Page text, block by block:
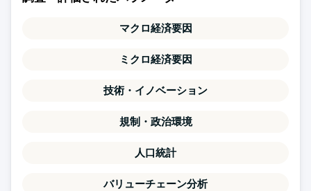
マクロ経済要因
ミクロ経済要因
技術・イノベーション
規制・政治環境
人口統計
バリューチェーン分析